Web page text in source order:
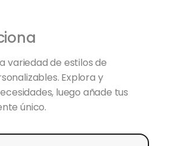
variedad de estilos de
Explora y
luego añade tus
único.